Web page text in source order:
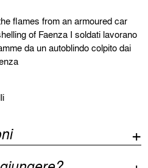
flames from an armoured car
of Faenza I soldati lavorano
da un autoblindo colpito dai